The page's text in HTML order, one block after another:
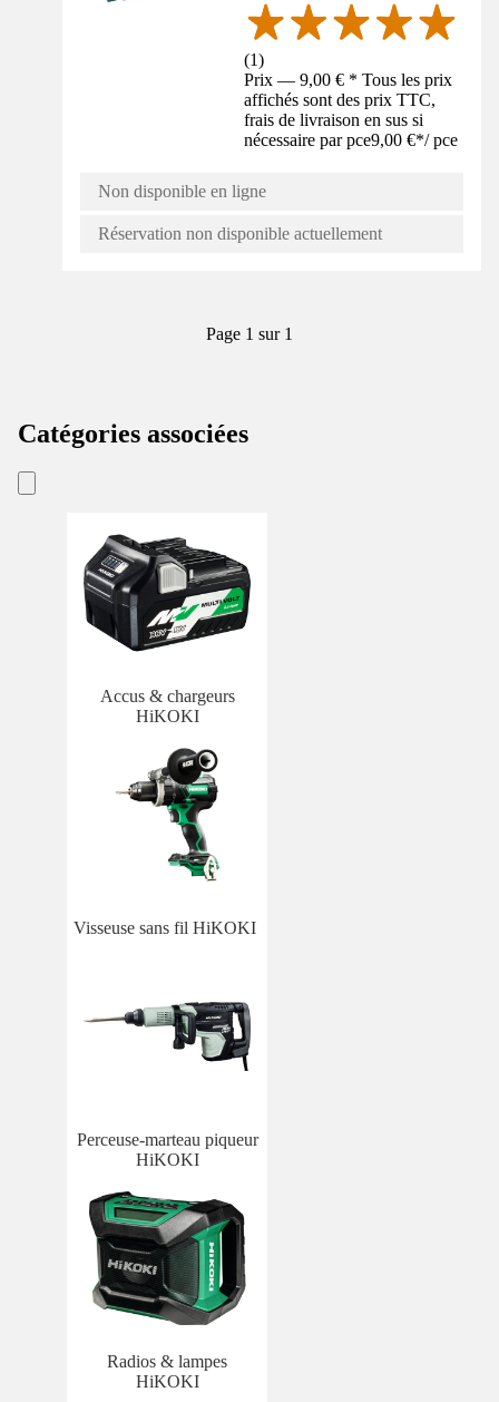
(1)
Prix — 9,00 € * Tous les prix
affichés sont des prix TTC,
frais de livraison en sus si
nécessaire par pce9,00 €*/ pce
Non disponible en ligne
Réservation non disponible actuellement
Page 1 sur 1
Catégories associées
Accus & chargeurs
HiKOKI
Visseuse sans fil HiKOKI
Perceuse-marteau piqueur
HiKOKI
Radios & lampes
HiKOKI